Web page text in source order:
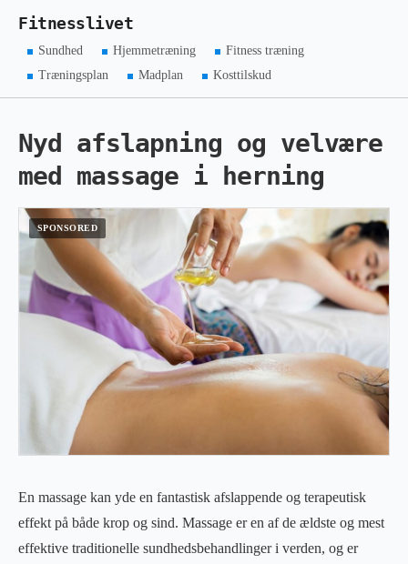
Fitnesslivet
Sundhed Hjemmetræning
Fitness træning
Træningsplan
Madplan Kosttilskud
Nyd afslapning og velvære
med massage i herning
En massage kan yde en fantastisk afslappende og terapeutisk
effekt på både krop og sind. Massage er en af de ældste og mest
effektive traditionelle sundhedsbehandlinger i verden, og er